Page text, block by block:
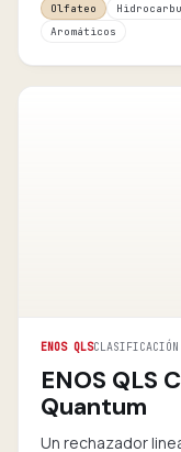
Olfateo
Aromáticos
ENOS QLSCLASIFICACIÓN
ENOS QLS
Quantum
Un rechazador